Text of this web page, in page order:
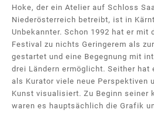
Hoke, der ein Atelier auf Schloss
Niederösterreich betreibt, ist in
Unbekannter. Schon 1992 hat er mit
Festival zu nichts Geringerem als zur
gestartet und eine Begegnung mit
drei Ländern ermöglicht. Seither hat
als Kurator viele neue Perspektiven
Kunst visualisiert. Zu Beginn seiner
waren es hauptsächlich die Grafik